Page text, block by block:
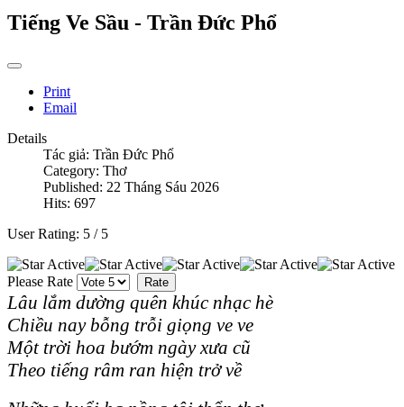
Tiếng Ve Sầu - Trần Đức Phổ
Print
Email
Details
Tác giả: Trần Đức Phổ
Category: Thơ
Published: 22 Tháng Sáu 2026
Hits: 697
User Rating: 5 / 5
Please Rate
Lâu lắm dường quên khúc nhạc hè
Chiều nay bỗng trỗi giọng ve ve
Một trời hoa bướm ngày xưa cũ
Theo tiếng râm ran hiện trở về